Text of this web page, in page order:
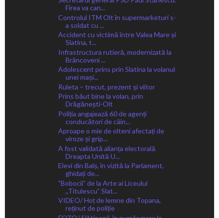
Firea va can...
Controlul ITM Olt în supermarketuri s-
a soldat cu ...
Accident cu victimă între Valea Mare și
Slatina, t...
Infrastructura rutieră, modernizată la
Brâncoveni ...
Adolescent prins prin Slatina la volanul
unei mași...
Ruleta – trecut, prezent și viitor
Prins băut bine la volan, prin
Drăgănești-Olt
Poliția angajează 60 de agenți
conducători de câin...
Aproape o mie de olteni afectați de
viroze și grip...
A fost validată alianța electorală
Dreapta Unită U...
Elevi din Balș, în vizită la Parlament,
ghidați de...
ˮBobociiˮ de la Arte ai Liceului
,,Titulescuˮ Slat...
VIDEO/ Hoț de lemne din Topana,
reținut de poliție